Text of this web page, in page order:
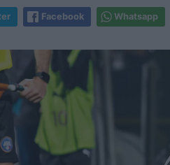
Facebook Whatsapp